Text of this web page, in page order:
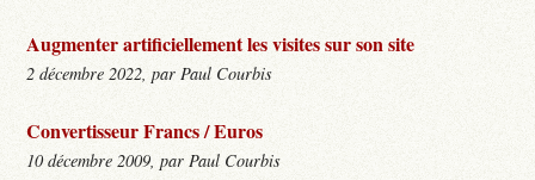
Augmenter artificiellement les visites sur son site
2 décembre 2022, par Paul Courbis
Convertisseur Francs / Euros
10 décembre 2009, par Paul Courbis